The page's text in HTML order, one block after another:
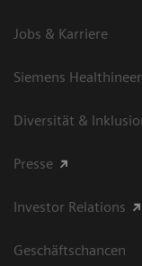
Jobs & Karriere
Siemens
Diversität &
Presse
Investor Relations
Geschäftschancen